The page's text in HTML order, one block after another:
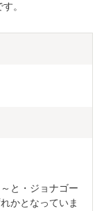
。
と・ジョナゴー
かとなっていま